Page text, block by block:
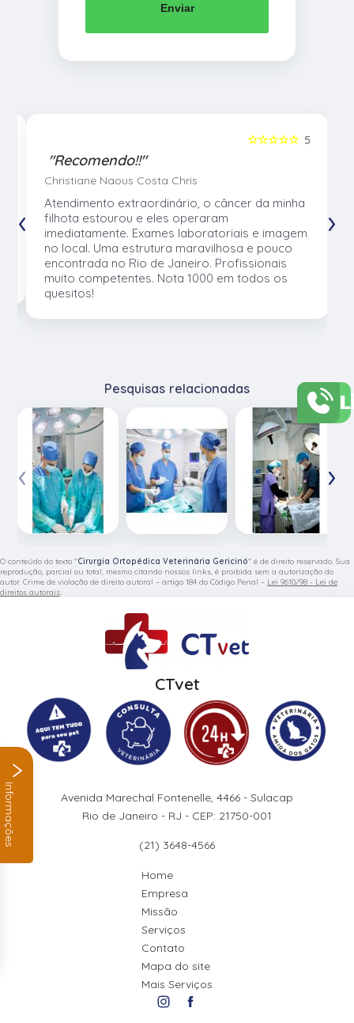
Enviar
5
☆☆☆☆☆
"Recomendo!!"
Christiane Naous Costa Chris
Atendimento extraordinário, o câncer da minha
filhota estourou e eles operaram
imediatamente. Exames laboratoriais e imagem
no local. Uma estrutura maravilhosa e pouco
encontrada no Rio de Janeiro. Profissionais
muito competentes. Nota 1000 em todos os
quesitos!
‹ ›
Pesquisas relacionadas
‹ ›
O conteúdo do texto "Cirurgia Ortopédica Veterinária Gericinó" é de direito reservado. Sua
reprodução, parcial ou total, mesmo citando nossos links, é proibida sem a autorização do
autor. Crime de violação de direito autoral – artigo 184 do Código Penal – Lei 9610/98 - Lei de
direitos autorais.
CTvet
Avenida Marechal Fontenelle, 4466 - Sulacap
Rio de Janeiro - RJ - CEP: 21750-001
(21) 3648-4566
Home
Empresa
Missão
Serviços
Contato
Mapa do site
Mais Serviços
Informações